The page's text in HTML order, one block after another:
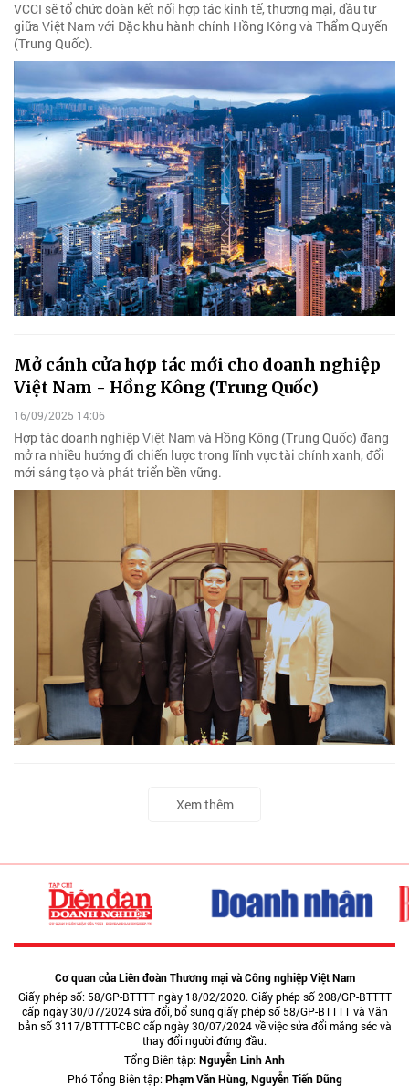
VCCI sẽ tổ chức đoàn kết nối hợp tác kinh tế, thương mại, đầu tư
giữa Việt Nam với Đặc khu hành chính Hồng Kông và Thẩm Quyến
(Trung Quốc).
Mở cánh cửa hợp tác mới cho doanh nghiệp
Việt Nam - Hồng Kông (Trung Quốc)
16/09/2025 14:06
Hợp tác doanh nghiệp Việt Nam và Hồng Kông (Trung Quốc) đang
mở ra nhiều hướng đi chiến lược trong lĩnh vực tài chính xanh, đổi
mới sáng tạo và phát triển bền vững.
Xem thêm
Cơ quan của Liên đoàn Thương mại và Công nghiệp Việt Nam
Giấy phép số: 58/GP-BTTTT ngày 18/02/2020. Giấy phép số 208/GP-BTTTT
cấp ngày 30/07/2024 sửa đổi, bổ sung giấy phép số 58/GP-BTTTT và Văn
bản số 3117/BTTTT-CBC cấp ngày 30/07/2024 về việc sửa đổi măng séc và
thay đổi người đứng đầu.
Tổng Biên tập:Nguyễn Linh Anh
Phó Tổng Biên tập:Phạm Văn Hùng, Nguyễn Tiến Dũng